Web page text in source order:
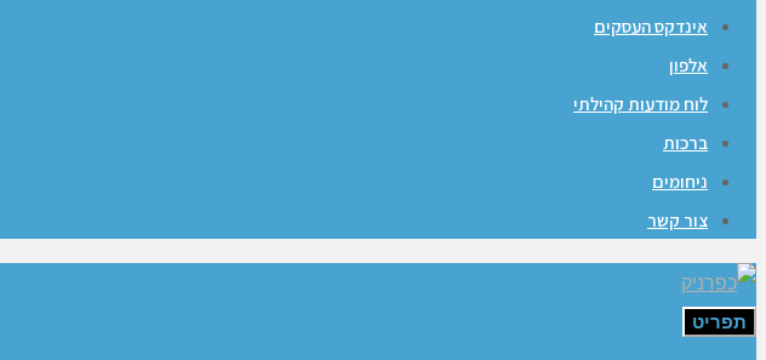
אינדקס העסקים
אלפון
לוח מודעות קהילתי
ברכות
ניחומים
צור קשר
תפריט